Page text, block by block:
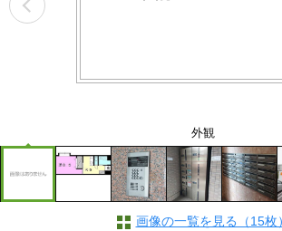
外観
画像の一覧を見る（15枚）